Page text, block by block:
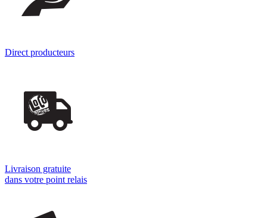
Direct producteurs
Livraison gratuite
dans votre point relais